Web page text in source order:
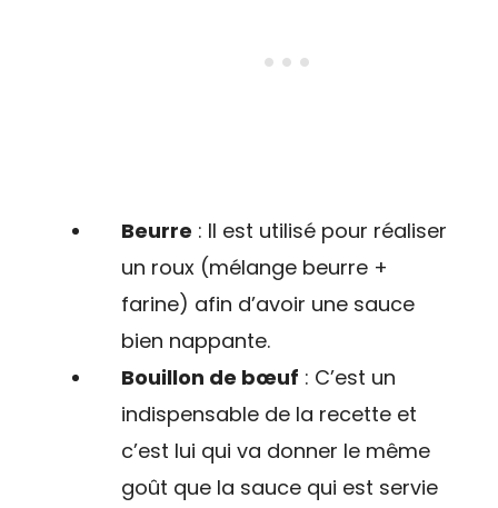
Beurre : Il est utilisé pour réaliser
un roux (mélange beurre +
farine) afin d’avoir une sauce
bien nappante.
Bouillon de bœuf : C’est un
indispensable de la recette et
c’est lui qui va donner le même
goût que la sauce qui est servie